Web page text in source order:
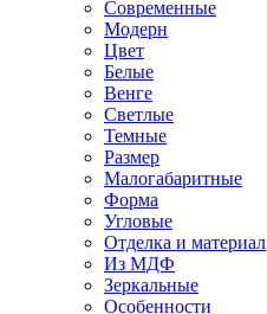
Современные
Модерн
Цвет
Белые
Венге
Светлые
Темные
Размер
Малогабаритные
Форма
Угловые
Отделка и материал
Из МДФ
Зеркальные
Особенности